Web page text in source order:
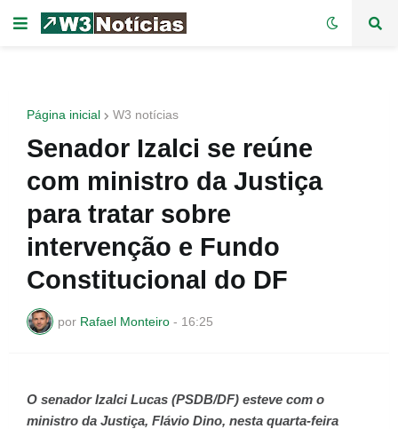
Página inicial W3 notícias
Senador Izalci se reúne
com ministro da Justiça
para tratar sobre
intervenção e Fundo
Constitucional do DF
por Rafael Monteiro - 16:25
O senador Izalci Lucas (PSDB/DF) esteve com o
ministro da Justiça, Flávio Dino, nesta quarta-feira